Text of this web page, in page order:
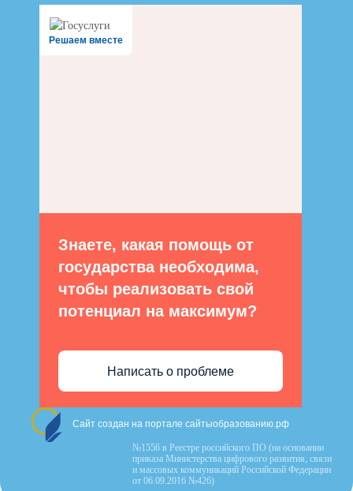
Решаем вместе
Знаете, какая помощь от
государства необходима,
чтобы реализовать свой
потенциал на максимум?
Написать о проблеме
Сайт создан на портале сайтыобразованию.рф
№1556 в Реестре российского ПО (на основании
приказа Министерства цифрового развития, связи
и массовых коммуникаций Российской Федерации
от 06.09.2016 №426)